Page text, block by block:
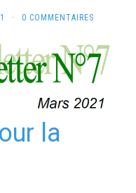
· 0 COMMENTAIRES
la